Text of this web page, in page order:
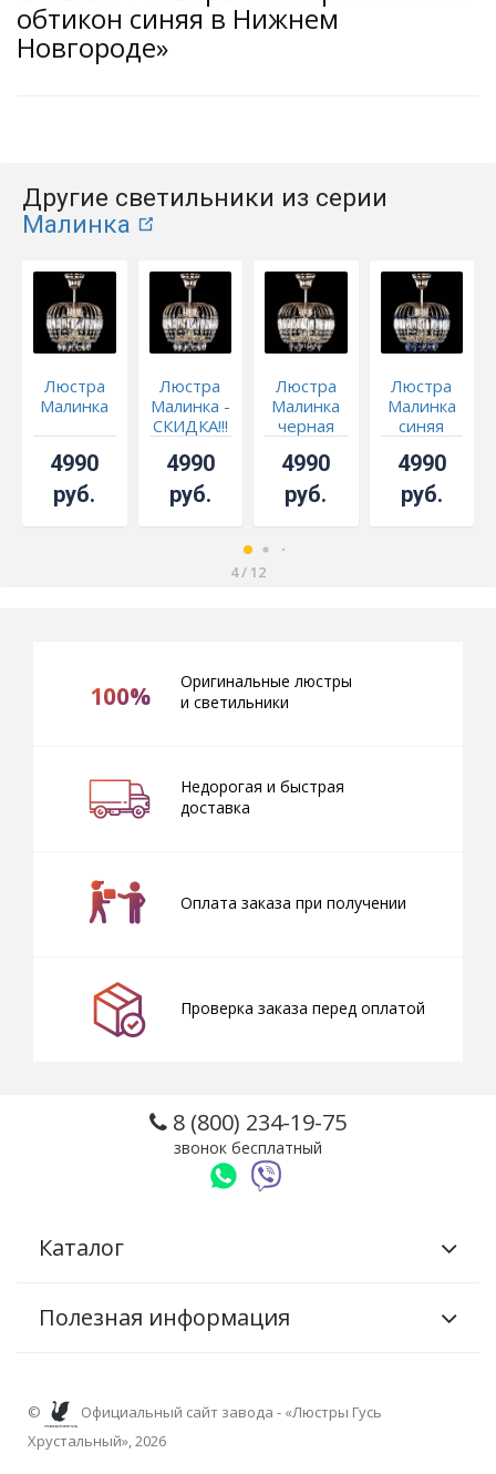
обтикон синяя в Нижнем
Новгороде»
Другие светильники из серии
Малинка
Люстра
Малинка
4990
руб.
Люстра
Малинка -
СКИДКА!!!
4990
руб.
Люстра
Малинка
черная
4990
руб.
Люстра
Малинка
синяя
4990
руб.
4/ 12
100%
Оригинальные люстры
и светильники
Недорогая и быстрая
доставка
Оплата заказа при получении
Проверка заказа перед оплатой
8 (800) 234-19-75
звонок бесплатный
Каталог
Полезная информация
©
Официальный сайт завода - «Люстры Гусь
Хрустальный», 2026